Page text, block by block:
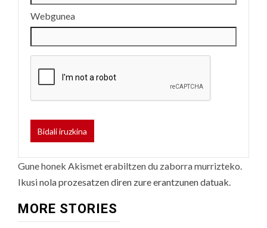
Webgunea
Gune honek Akismet erabiltzen du zaborra murrizteko.
Ikusi nola prozesatzen diren zure erantzunen datuak.
MORE STORIES